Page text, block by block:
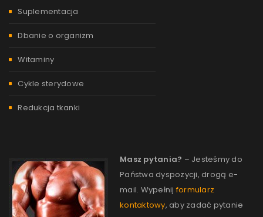
Suplementacja
Dbanie o organizm
Witaminy
Cykle sterydowe
Redukcja tkanki
Masz pytania? – Jesteśmy do
Państwa dyspozycji, drogą e-
mail. Wypełnijformularz
kontaktowy, aby zadać pytanie